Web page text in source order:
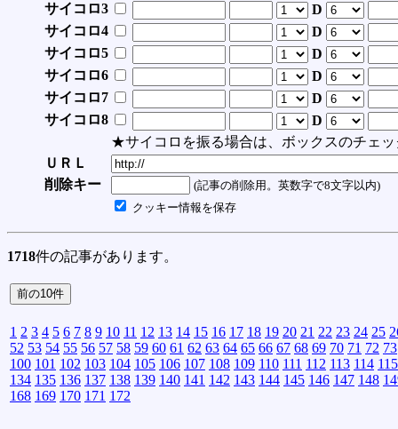
サイコロ3
D
サイコロ4
D
サイコロ5
D
サイコロ6
D
サイコロ7
D
サイコロ8
D
★サイコロを振る場合は、ボックスのチェッ
ＵＲＬ
削除キー
(記事の削除用。英数字で8文字以内)
クッキー情報を保存
1718件の記事があります。
1 2 3 4 5 6 7 8 9 10 11 12 13 14 15 16 17 18 19 20 21 22 23 24 25
52 53 54 55 56 57 58 59 60 61 62 63 64 65 66 67 68 69 70 71 72 73
100 101 102 103 104 105 106 107 108 109 110 111 112 113 114 115
134 135 136 137 138 139 140 141 142 143 144 145 146 147 148
168 169 170 171 172